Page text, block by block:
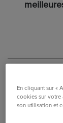
En cliquant sur «
cookies sur votre
son utilisation et